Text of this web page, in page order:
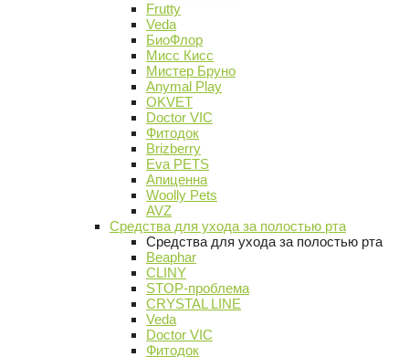
Frutty
Veda
БиоФлор
Мисс Кисс
Мистер Бруно
Anymal Play
OKVET
Doctor VIC
Фитодок
Brizberry
Eva PETS
Апиценна
Woolly Pets
AVZ
Средства для ухода за полостью рта
Средства для ухода за полостью рта
Beaphar
CLINY
STOP-проблема
CRYSTAL LINE
Veda
Doctor VIC
Фитодок